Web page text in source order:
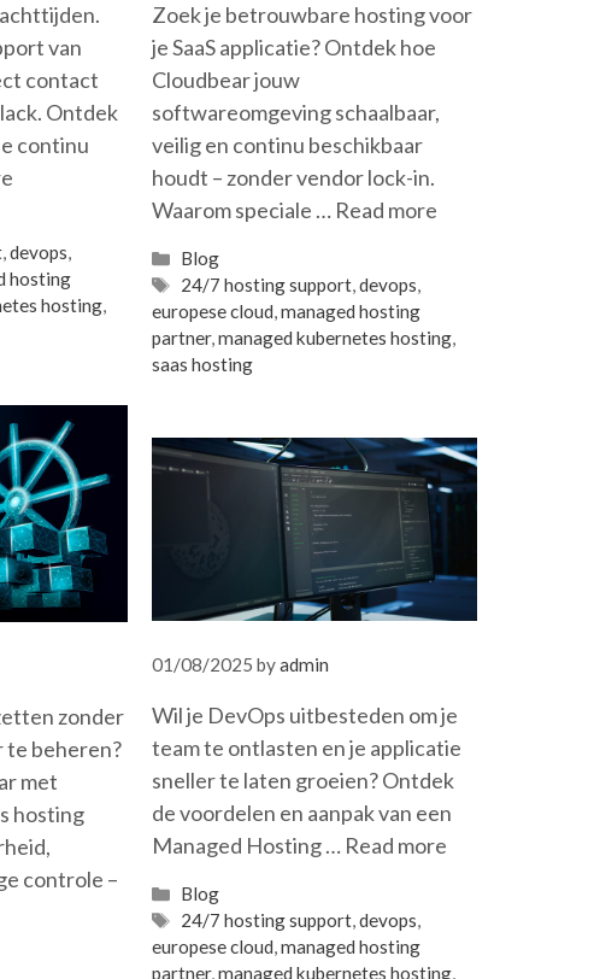
van
contact
Ontdek
continu
,devops,
hosting
hosting,
Zoek je betrouwbare hosting voor
je SaaS applicatie? Ontdek hoe
Cloudbear jouw
softwareomgeving schaalbaar,
veilig en continu beschikbaar
houdt – zonder vendor lock-in.
Waarom speciale … Read more
Categories
Blog
Tags
24/7 hosting support,devops,
europese cloud,managed hosting
partner,managed kubernetes hosting,
saas hosting
zonder
beheren?
met
hosting
controle –
01/08/2025 byadmin
Wil je DevOps uitbesteden om je
team te ontlasten en je applicatie
sneller te laten groeien? Ontdek
de voordelen en aanpak van een
Managed Hosting … Read more
Categories
Blog
Tags
24/7 hosting support,devops,
europese cloud,managed hosting
partner,managed kubernetes hosting,